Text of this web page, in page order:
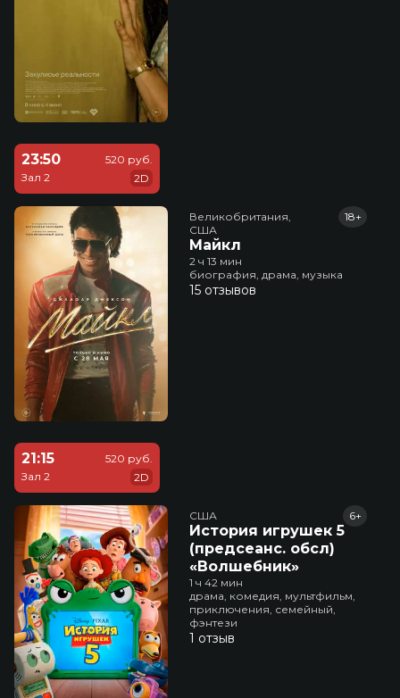
23:50
Зал 2
520 руб.
2D
Великобритания,
США
Майкл
18+
2 ч 13 мин
биография, драма, музыка
15 отзывов
21:15
Зал 2
520 руб.
2D
США
История игрушек 5
(предсеанс. обсл)
«Волшебник»
6+
1 ч 42 мин
драма, комедия, мультфильм,
приключения, семейный,
фэнтези
1 отзыв